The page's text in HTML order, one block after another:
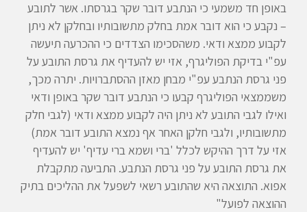
באופן חד משמעי כי הנתבע דובר שקר בגרסתו. אשר לתובע
– נקבע כי הוא דובר אמת בחלק מתשובותיו ובחלקן לא ניתן
לקבוע ממצא ודאי. משהסכימו הצדדים כי ההכרעה תיעשה
עפ"י בדיקת הפוליגרף, אזי יש להעדיף את גרסת התובע על
פני גרסת הנתבע עפ"י מבחן מאזן ההסתברויות. יתרה מכך,
משממצאי הפוליגרף קבעו כי הנתבע דובר שקר באופן ודאי
ואילו לגבי התובע לא ניתן היה לקבוע ממצא ודאי (לגבי חלק
מתשובותיו, ולגבי חלקן האחר אף נמצא התובע דובר אמת)
אזי על דרך ההיקש לכלל 'ברי ושמא ברי עדיף' יש להעדיף
את גרסת התובע על פני גרסת הנתבע. התביעה מתקבלת
אפוא. התוצאה היא שהתובע רשאי לשפעל את ההליכים בתיק
ההוצאה לפועל"